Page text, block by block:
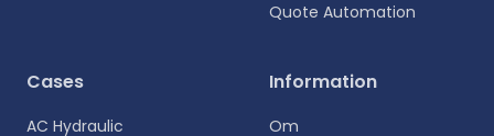
Vælg sprog
Quote Automation
Cases
AC Hydraulic
Information
Om